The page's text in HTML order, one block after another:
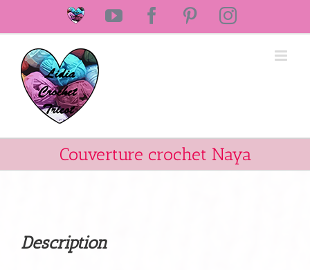
au
contenu
Laine
Lidia
Crochet
Tricot
YouTubeFacebookPinterestInstagram
Couverture crochet Naya
Description